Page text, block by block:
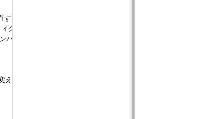
という手順を踏む.
ンフィグレーション)>http://www.jp.freebsd.org/
パイルを検討した方がよいだろう.
てみよう．